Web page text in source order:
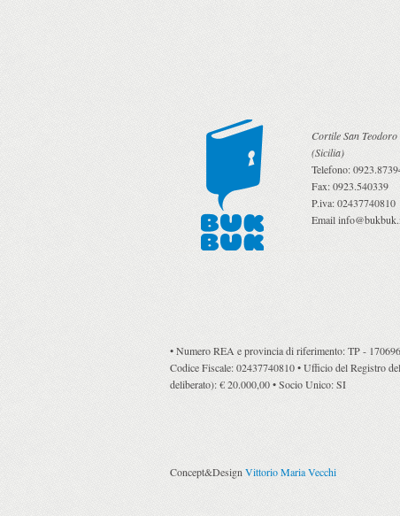
Cortile San Teodoro
(Sicilia)
Telefono:
Fax:0923.540339
P.iva:02437740810
Email
• Numero REA e provincia di riferimento: TP -
Codice Fiscale: 02437740810 • Ufficio del Registro
deliberato): € 20.000,00 • Socio Unico: SI
Concept&DesignVittorio Maria Vecchi